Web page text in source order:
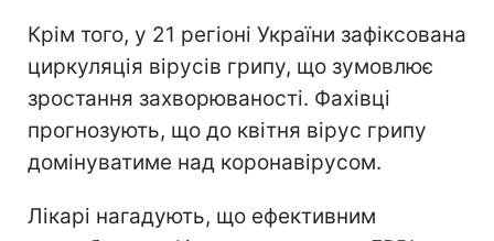
Крім того, у 21 регіоні України зафіксована
циркуляція вірусів грипу, що зумовлює
зростання захворюваності. Фахівці
прогнозують, що до квітня вірус грипу
домінуватиме над коронавірусом.
Лікарі нагадують, що ефективним